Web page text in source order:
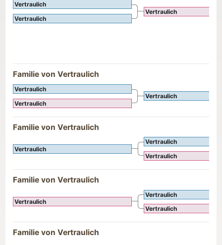
Vertraulich
Vertraulich
Vertraulich
Familie von Vertraulich
Vertraulich
Vertraulich
Vertraulich
Familie von Vertraulich
Vertraulich
Vertraulich
Vertraulich
Familie von Vertraulich
Vertraulich
Vertraulich
Vertraulich
Familie von Vertraulich